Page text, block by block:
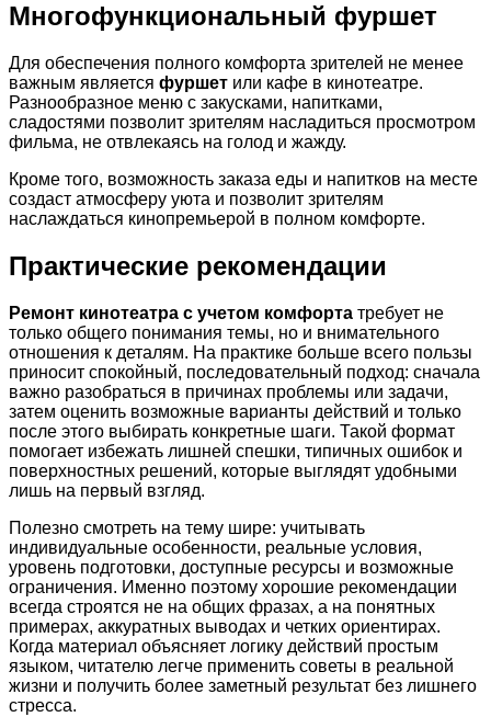
Многофункциональный фуршет
Для обеспечения полного комфорта зрителей не менее
важным является фуршет или кафе в кинотеатре.
Разнообразное меню с закусками, напитками,
сладостями позволит зрителям насладиться просмотром
фильма, не отвлекаясь на голод и жажду.
Кроме того, возможность заказа еды и напитков на месте
создаст атмосферу уюта и позволит зрителям
наслаждаться кинопремьерой в полном комфорте.
Практические рекомендации
Ремонт кинотеатра с учетом комфорта требует не
только общего понимания темы, но и внимательного
отношения к деталям. На практике больше всего пользы
приносит спокойный, последовательный подход: сначала
важно разобраться в причинах проблемы или задачи,
затем оценить возможные варианты действий и только
после этого выбирать конкретные шаги. Такой формат
помогает избежать лишней спешки, типичных ошибок и
поверхностных решений, которые выглядят удобными
лишь на первый взгляд.
Полезно смотреть на тему шире: учитывать
индивидуальные особенности, реальные условия,
уровень подготовки, доступные ресурсы и возможные
ограничения. Именно поэтому хорошие рекомендации
всегда строятся не на общих фразах, а на понятных
примерах, аккуратных выводах и четких ориентирах.
Когда материал объясняет логику действий простым
языком, читателю легче применить советы в реальной
жизни и получить более заметный результат без лишнего
стресса.